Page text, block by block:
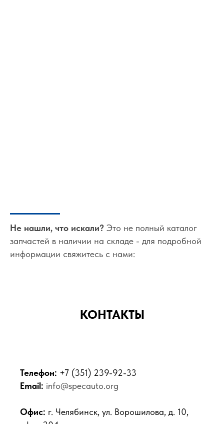
Не нашли, что искали? Это не полный каталог
запчастей в наличии на складе - для подробной
информации свяжитесь с нами:
КОНТАКТЫ
Телефон: +7 (351) 239-92-33
Email: info@specauto.org
Офис: г. Челябинск, ул. Ворошилова, д. 10,